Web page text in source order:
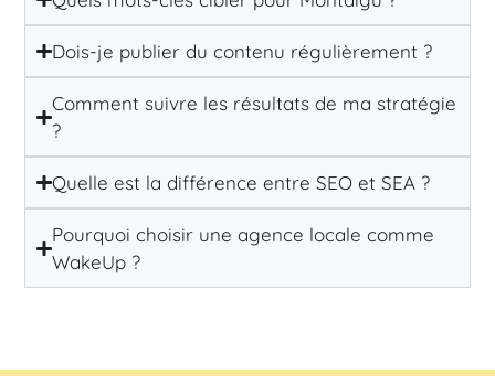
Dois-je publier du contenu régulièrement ?
Comment suivre les résultats de ma stratégie
?
Quelle est la différence entre SEO et SEA ?
Pourquoi choisir une agence locale comme
WakeUp ?